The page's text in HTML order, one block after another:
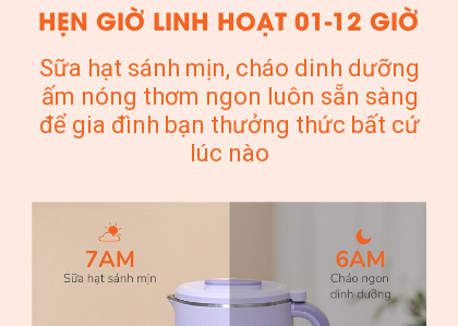
HẸN GIỜ LINH HOẠT 01-12 GIỜ
Sữa hạt sánh mịn, cháo dinh dưỡng
ấm nóng thơm ngon luôn sẵn sàng
để gia đình bạn thưởng thức bất cứ
lúc nào